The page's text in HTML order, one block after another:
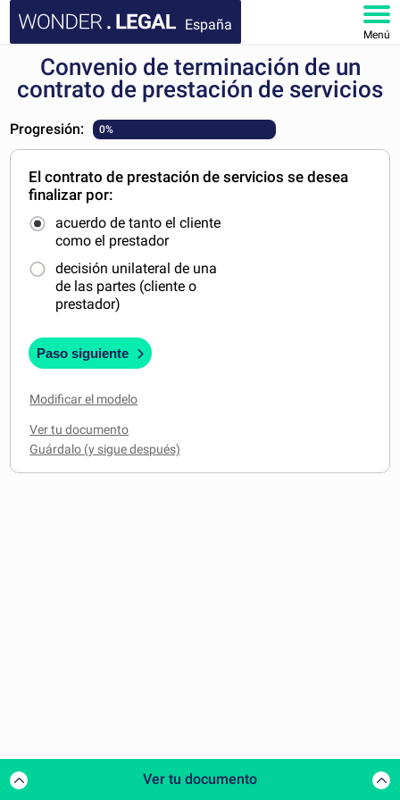
España
Menú
INICIO
MI CUENTA
Convenio de terminación de un
contrato de prestación de servicios
Progresión: 0%
El contrato de prestación de servicios se desea
finalizar por:
acuerdo de tanto el cliente
como el prestador
decisión unilateral de una
de las partes (cliente o
prestador)
Paso siguiente
Modificar el modelo
Ver tu documento
Ver tu documento